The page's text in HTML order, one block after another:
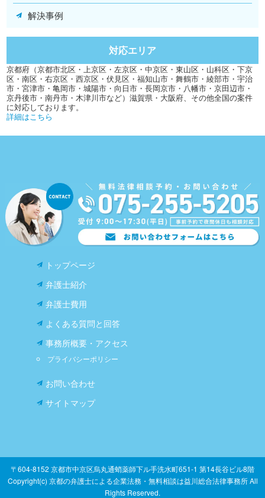
解決事例
対応エリア
京都府（京都市北区・上京区・左京区・中京区・東山区・山科区・下京
区・南区・右京区・西京区・伏見区・福知山市・舞鶴市・綾部市・宇治
市・宮津市・亀岡市・城陽市・向日市・長岡京市・八幡市・京田辺市・
京丹後市・南丹市・木津川市など）滋賀県・大阪府、その他全国の案件
に対応しております。
詳細はこちら
トップページ
弁護士紹介
弁護士費用
よくある質問と回答
事務所概要・アクセス
プライバシーポリシー
お問い合わせ
サイトマップ
〒604-8152 京都市中京区烏丸通蛸薬師下ル手洗水町651-1 第14長谷ビル8階
Copyright(c) 京都の弁護士による企業法務・無料相談は益川総合法律事務所 All
Rights Reserved.